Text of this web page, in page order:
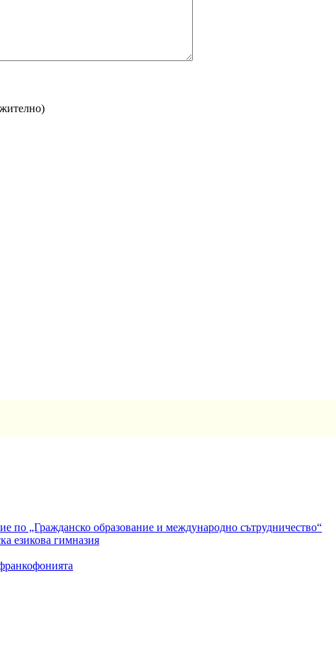
по „Гражданско образование и международно сътрудничество“
езикова гимназия